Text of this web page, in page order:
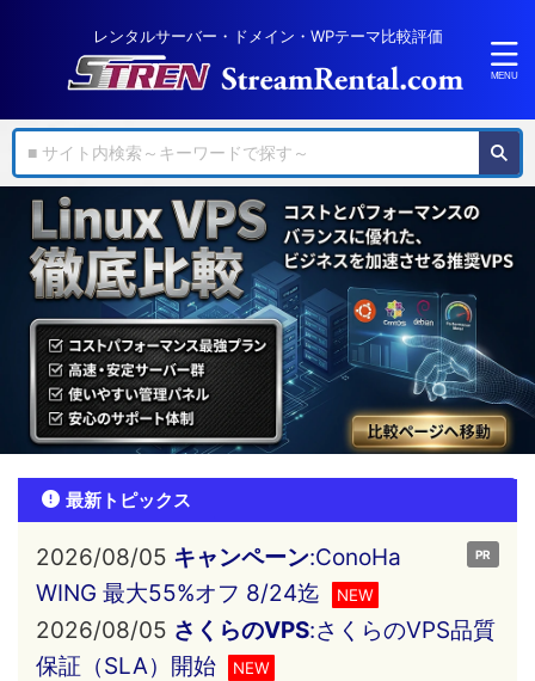
レンタルサーバー・ドメイン・WPテーマ比較評価
最新トピックス
PR
2026/08/05 キャンペーン:ConoHa
WING 最大55%オフ 8/24迄
NEW
2026/08/05 さくらのVPS:さくらのVPS品質
保証（SLA）開始
NEW